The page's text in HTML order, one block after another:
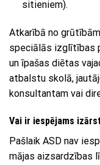
sitieniem).
Atkarībā no
speciālās izglītības
un īpašas diētas
atbalstu skolā,
konsultantam vai
Vai ir iespējams
Pašlaik ASD nav
mājas aizsardzības